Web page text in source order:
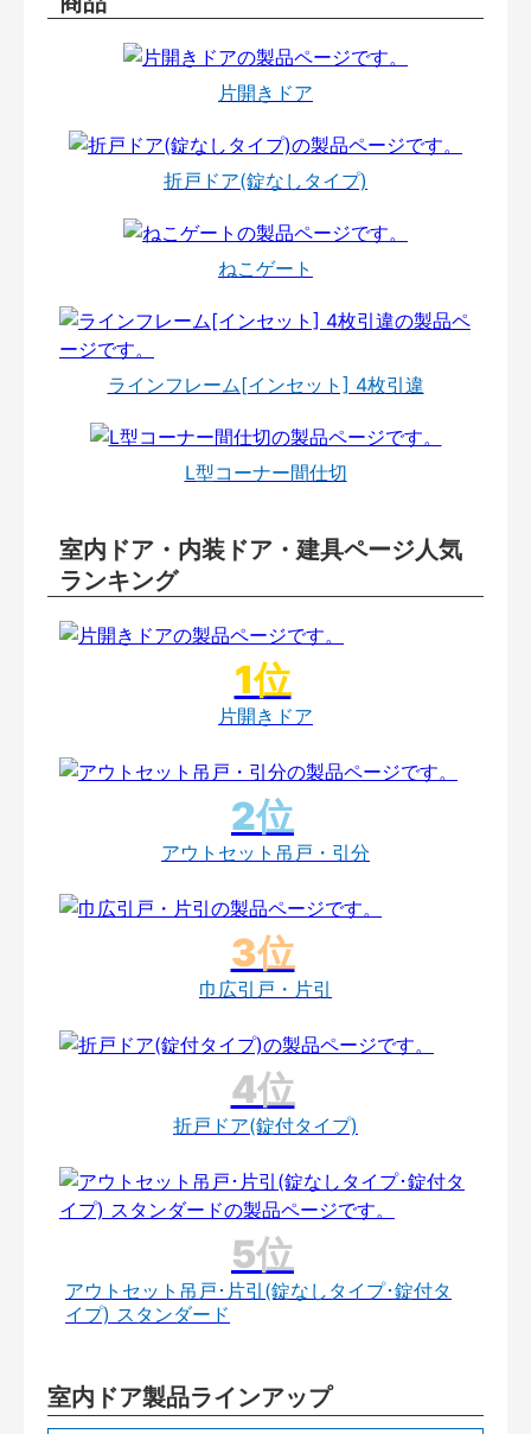
片開きドア
折戸ドア(錠なしタイプ)
ねこゲート
ラインフレーム[インセット] 4枚引違
L型コーナー間仕切
室内ドア・内装ドア・建具ページ人気
ランキング
片開きドア
アウトセット吊戸・引分
巾広引戸・片引
折戸ドア(錠付タイプ)
アウトセット吊戸･片引(錠なしタイプ･錠付タ
イプ) スタンダード
室内ドア製品ラインアップ